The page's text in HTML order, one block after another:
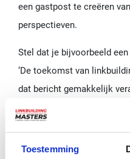
Toestemming
een gastpost te creëren
perspectieven.
Stel dat je bijvoorbeeld
‘De toekomst van
dat bericht gemakkelijk
en waardevolle gastposts
De toekomst van
de toekomst van